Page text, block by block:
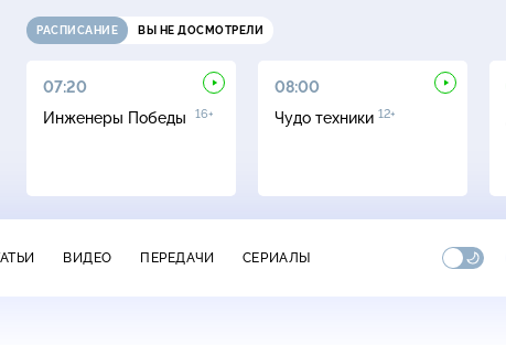
РАСПИСАНИЕ ВЫ НЕ ДОСМОТРЕЛИ
07:20
Инженеры Победы
16+
08:00
Чудо техники 12+
ВИДЕО ПЕРЕДАЧИ СЕРИАЛЫ